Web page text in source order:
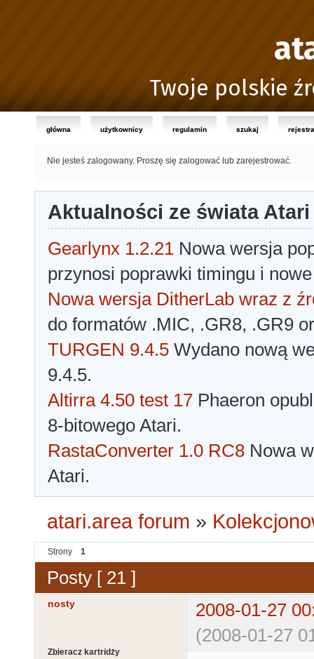
Twoje polskie
główna użytkownicy regulamin szukaj
Nie jesteś zalogowany. Proszę się zalogować lub zarejestrować.
Aktualności ze świata Atari
Gearlynx 1.2.21 Nowa wersja
przynosi poprawki timingu i
Nowa wersja DitherLab wraz z
do formatów .MIC, .GR8, .GR9
TURGEN 9.4.5 Wydano nową
9.4.5.
Altirra 4.50 test 17 Phaeron
8-bitowego Atari.
RastaConverter 1.0 RC8 Nowa
Atari.
atari.area forum »
Strony 1
Posty [ 21 ]
nosty
2008-01-27
(2008-01-27
Zbieracz kartridży